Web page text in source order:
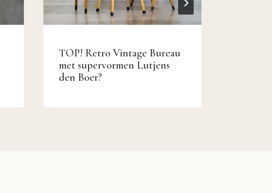
TOP! Retro Vintage Bureau
met supervormen Lutjens
den Boer?